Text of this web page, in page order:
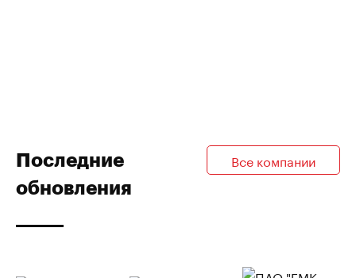
Последние
обновления
Все компании